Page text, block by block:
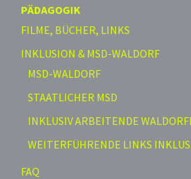
PÄDAGOGIK
FILME, BÜCHER, LINKS
INKLUSION & MSD-WALDORF
MSD-WALDORF
STAATLICHER MSD
INKLUSIV ARBEITENDE
WEITERFÜHRENDE LINKS
FAQ